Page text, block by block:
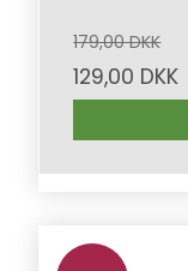
179,00 DKK
129,00 DKK